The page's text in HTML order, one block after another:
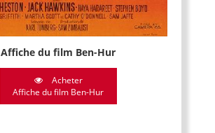
Affiche du film Ben-Hur
Acheter
Affiche du film Ben-Hur